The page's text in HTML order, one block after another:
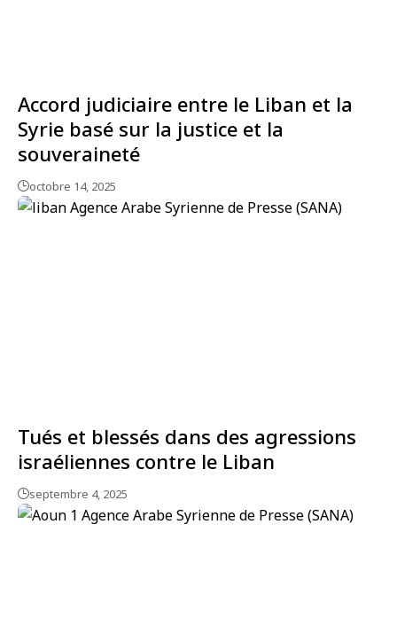
Accord judiciaire entre le Liban et la
Syrie basé sur la justice et la
souveraineté
octobre 14, 2025
Tués et blessés dans des agressions
israéliennes contre le Liban
septembre 4, 2025